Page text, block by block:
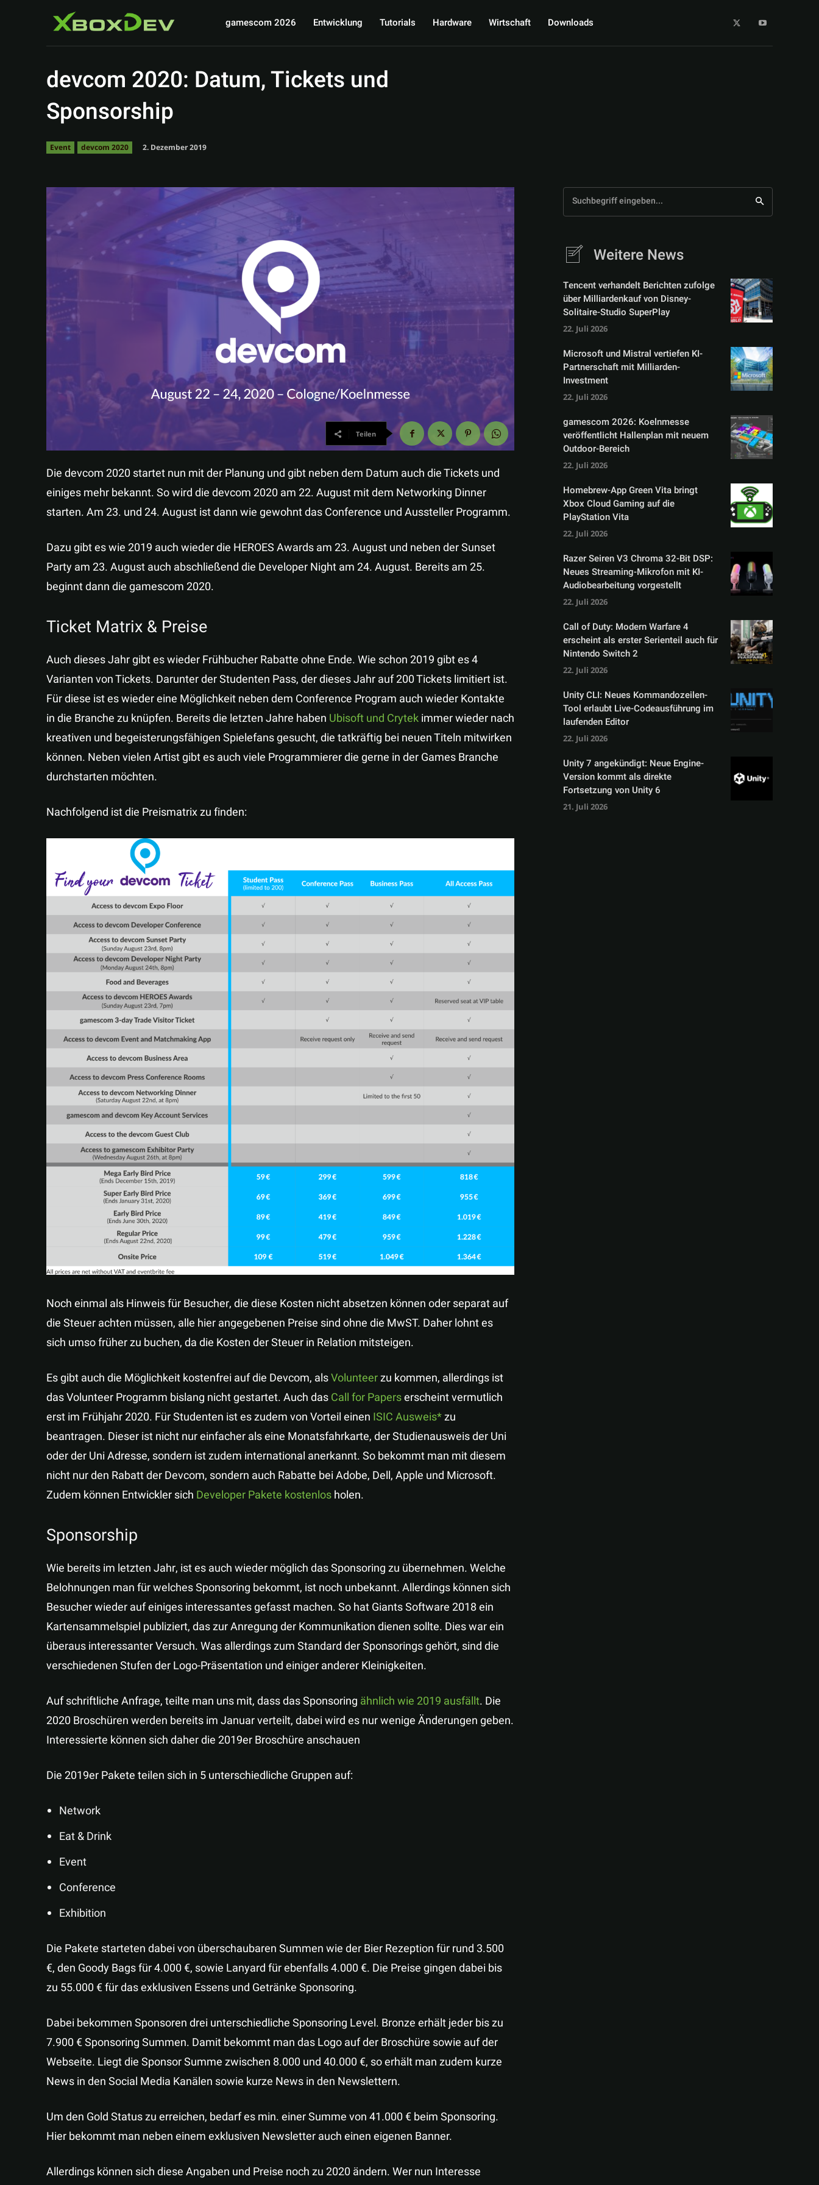
gamescom 2026 Entwicklung Tutorials Hardware Wirtschaft Downloads
devcom 2020: Datum, Tickets und
Sponsorship
Event devcom 2020 2. Dezember 2019
Teilen
Die devcom 2020 startet nun mit der Planung und gibt neben dem Datum auch die Tickets und
einiges mehr bekannt. So wird die devcom 2020 am 22. August mit dem Networking Dinner
starten. Am 23. und 24. August ist dann wie gewohnt das Conference und Aussteller Programm.
Dazu gibt es wie 2019 auch wieder die HEROES Awards am 23. August und neben der Sunset
Party am 23. August auch abschließend die Developer Night am 24. August. Bereits am 25.
beginnt dann die gamescom 2020.
Ticket Matrix & Preise
Auch dieses Jahr gibt es wieder Frühbucher Rabatte ohne Ende. Wie schon 2019 gibt es 4
Varianten von Tickets. Darunter der Studenten Pass, der dieses Jahr auf 200 Tickets limitiert ist.
Für diese ist es wieder eine Möglichkeit neben dem Conference Program auch wieder Kontakte
in die Branche zu knüpfen. Bereits die letzten Jahre haben Ubisoft und Crytekimmer wieder nach
kreativen und begeisterungsfähigen Spielefans gesucht, die tatkräftig bei neuen Titeln mitwirken
können. Neben vielen Artist gibt es auch viele Programmierer die gerne in der Games Branche
durchstarten möchten.
Nachfolgend ist die Preismatrix zu finden:
Noch einmal als Hinweis für Besucher, die diese Kosten nicht absetzen können oder separat auf
die Steuer achten müssen, alle hier angegebenen Preise sind ohne die MwST. Daher lohnt es
sich umso früher zu buchen, da die Kosten der Steuer in Relation mitsteigen.
Es gibt auch die Möglichkeit kostenfrei auf die Devcom, alsVolunteerzu kommen, allerdings ist
das Volunteer Programm bislang nicht gestartet. Auch dasCall for Paperserscheint vermutlich
erst im Frühjahr 2020. Für Studenten ist es zudem von Vorteil einen ISIC Ausweis zu
beantragen. Dieser ist nicht nur einfacher als eine Monatsfahrkarte, der Studienausweis der Uni
oder der Uni Adresse, sondern ist zudem international anerkannt. So bekommt man mit diesem
nicht nur den Rabatt der Devcom, sondern auch Rabatte bei Adobe, Dell, Apple und Microsoft.
Zudem können Entwickler sich Developer Pakete kostenlosholen.
Sponsorship
Wie bereits im letzten Jahr, ist es auch wieder möglich das Sponsoring zu übernehmen. Welche
Belohnungen man für welches Sponsoring bekommt, ist noch unbekannt. Allerdings können sich
Besucher wieder auf einiges interessantes gefasst machen. So hat Giants Software 2018 ein
Kartensammelspiel publiziert, das zur Anregung der Kommunikation dienen sollte. Dies war ein
überaus interessanter Versuch. Was allerdings zum Standard der Sponsorings gehört, sind die
verschiedenen Stufen der Logo-Präsentation und einiger anderer Kleinigkeiten.
Auf schriftliche Anfrage, teilte man uns mit, dass das Sponsoring ähnlich wie 2019 ausfällt. Die
2020 Broschüren werden bereits im Januar verteilt, dabei wird es nur wenige Änderungen geben.
Interessierte können sich daher die 2019er Broschüre anschauen
Die 2019er Pakete teilen sich in 5 unterschiedliche Gruppen auf:
Network
Eat & Drink
Event
Conference
Exhibition
Die Pakete starteten dabei von überschaubaren Summen wie der Bier Rezeption für rund 3.500
€, den Goody Bags für 4.000 €, sowie Lanyard für ebenfalls 4.000 €. Die Preise gingen dabei bis
zu 55.000 € für das exklusiven Essens und Getränke Sponsoring.
Dabei bekommen Sponsoren drei unterschiedliche Sponsoring Level. Bronze erhält jeder bis zu
7.900 € Sponsoring Summen. Damit bekommt man das Logo auf der Broschüre sowie auf der
Webseite. Liegt die Sponsor Summe zwischen 8.000 und 40.000 €, so erhält man zudem kurze
News in den Social Media Kanälen sowie kurze News in den Newslettern.
Um den Gold Status zu erreichen, bedarf es min. einer Summe von 41.000 € beim Sponsoring.
Hier bekommt man neben einem exklusiven Newsletter auch einen eigenen Banner.
Allerdings können sich diese Angaben und Preise noch zu 2020 ändern. Wer nun Interesse
Suchbegriff eingeben...
Weitere News
Tencent verhandelt Berichten zufolge
über Milliardenkauf von Disney-
Solitaire-Studio SuperPlay
22. Juli 2026
Microsoft und Mistral vertiefen KI-
Partnerschaft mit Milliarden-
Investment
22. Juli 2026
gamescom 2026: Koelnmesse
veröffentlicht Hallenplan mit neuem
Outdoor-Bereich
22. Juli 2026
Homebrew-App Green Vita bringt
Xbox Cloud Gaming auf die
PlayStation Vita
22. Juli 2026
Razer Seiren V3 Chroma 32-Bit DSP:
Neues Streaming-Mikrofon mit KI-
Audiobearbeitung vorgestellt
22. Juli 2026
Call of Duty: Modern Warfare 4
erscheint als erster Serienteil auch für
Nintendo Switch 2
22. Juli 2026
Unity CLI: Neues Kommandozeilen-
Tool erlaubt Live-Codeausführung im
laufenden Editor
22. Juli 2026
Unity 7 angekündigt: Neue Engine-
Version kommt als direkte
Fortsetzung von Unity 6
21. Juli 2026